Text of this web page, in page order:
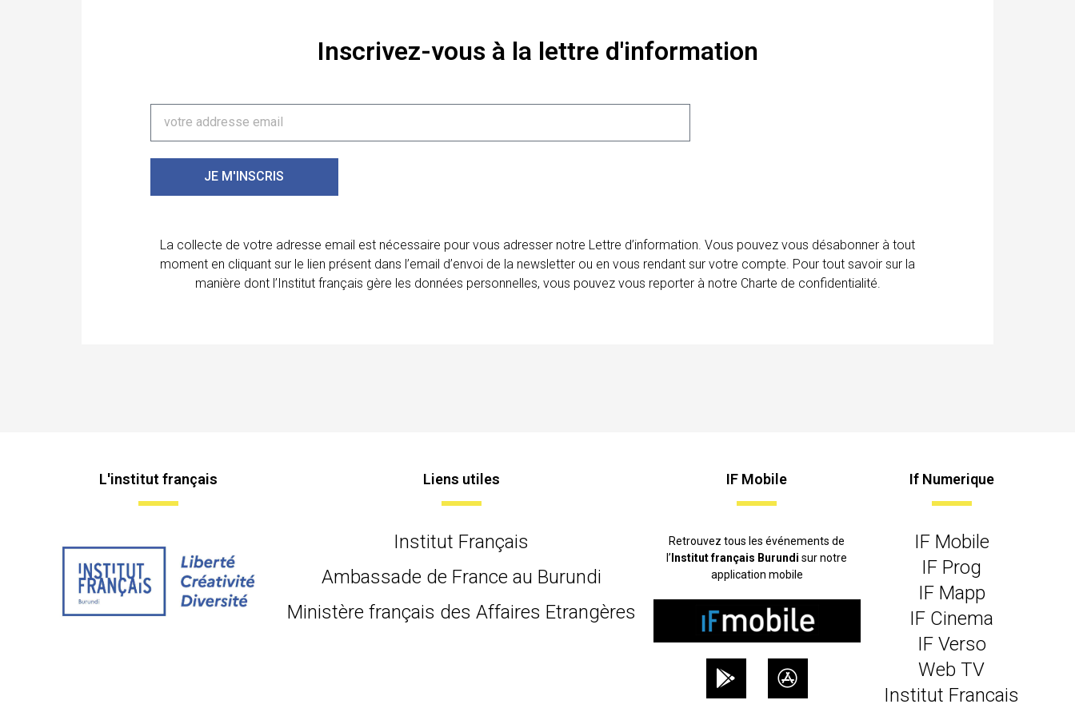
Inscrivez-vous à la lettre d'information
JE M'INSCRIS
La collecte de votre adresse email est nécessaire pour vous adresser notre Lettre d’information. Vous pouvez vous désabonner à tout
moment en cliquant sur le lien présent dans l’email d’envoi de la newsletter ou en vous rendant sur votre compte. Pour tout savoir sur la
manière dont l’Institut français gère les données personnelles, vous pouvez vous reporter à notre Charte de confidentialité.
L'institut français Liens utiles
Institut Français
Ambassade de France au Burundi
Ministère français des Affaires Etrangères
IF Mobile
Retrouvez tous les événements de
l’ Institut français Burundisur notre
application mobile
If Numerique
IF Mobile
IF Prog
IF Mapp
IF Cinema
IF Verso
Web TV
Institut Francais